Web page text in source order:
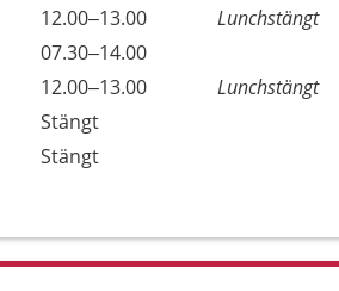
12.00–13.00
Lunchstängt
07.30–14.00
12.00–13.00
Lunchstängt
Stängt
Stängt